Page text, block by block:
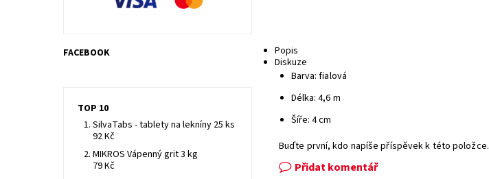
Popis
Diskuze
Barva: fialová
Délka: 4,6 m
Šíře: 4 cm
Buďte první, kdo napíše příspěvek k této položce.
Přidat komentář
FACEBOOK
TOP 10
SilvaTabs - tablety na lekníny 25 ks
92 Kč
MIKROS Vápenný grit 3 kg
79 Kč